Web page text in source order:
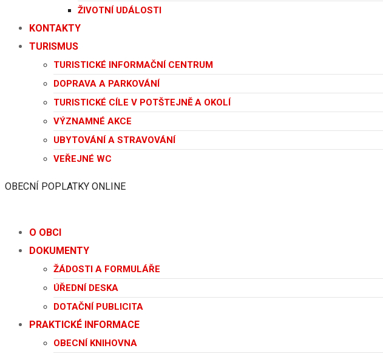
ŽIVOTNÍ UDÁLOSTI
KONTAKTY
TURISMUS
TURISTICKÉ INFORMAČNÍ CENTRUM
DOPRAVA A PARKOVÁNÍ
TURISTICKÉ CÍLE V POTŠTEJNĚ A OKOLÍ
VÝZNAMNÉ AKCE
UBYTOVÁNÍ A STRAVOVÁNÍ
VEŘEJNÉ WC
OBECNÍ POPLATKY ONLINE
O OBCI
DOKUMENTY
ŽÁDOSTI A FORMULÁŘE
ÚŘEDNÍ DESKA
DOTAČNÍ PUBLICITA
PRAKTICKÉ INFORMACE
OBECNÍ KNIHOVNA